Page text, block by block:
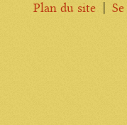
Plan du site